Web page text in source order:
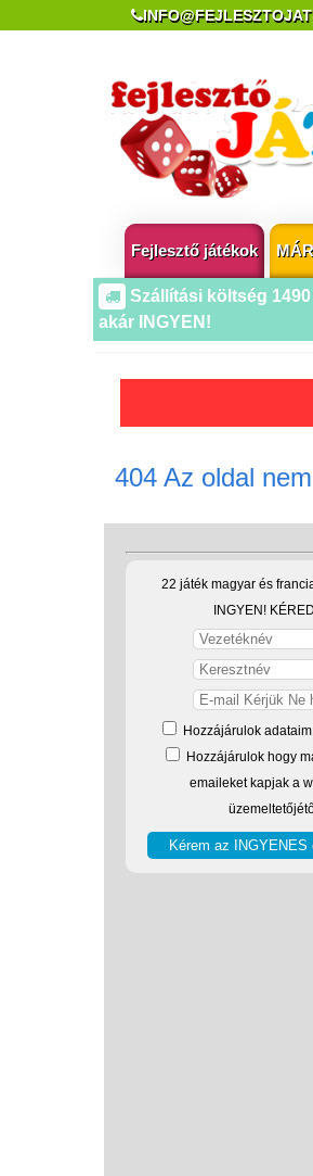
Fejlesztő játékok
Szállítási költség
akár INGYEN!
404 Az oldal
22 játék magyar és
INGYEN!
Hozzájárulok
Hozzájárulok hogy
emaileket kapjak a